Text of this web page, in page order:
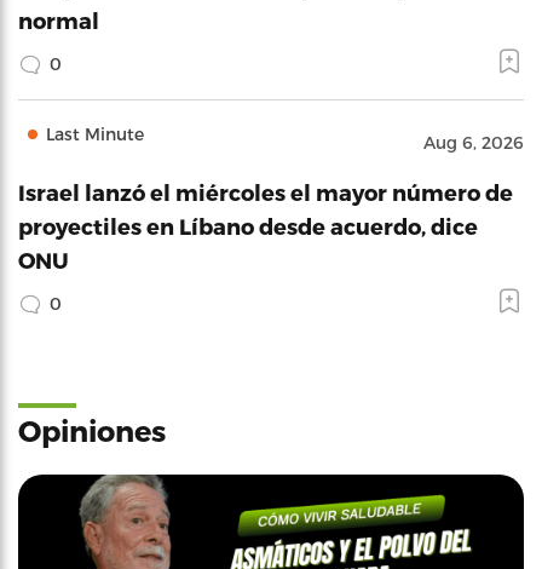
normal
0
Last Minute Aug 6, 2026
Israel lanzó el miércoles el mayor número de
proyectiles en Líbano desde acuerdo, dice
ONU
0
Opiniones